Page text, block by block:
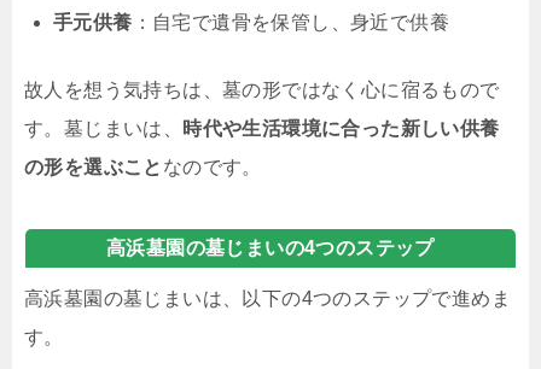
手元供養 ：自宅で遺骨を保管し、身近で供養
故人を想う気持ちは、墓の形ではなく心に宿るもので
す。墓じまいは、
時代や生活環境に合った新しい供養
の形を選ぶこと なのです。
高浜墓園の墓じまいの4つのステップ
高浜墓園の墓じまいは、以下の4つのステップで進めま
す。